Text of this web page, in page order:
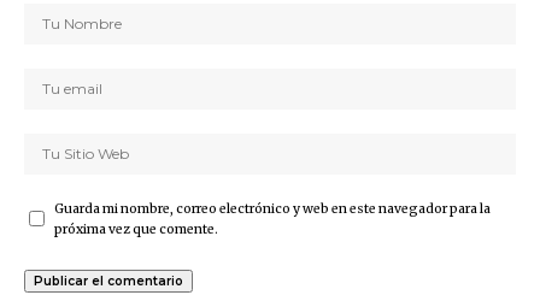
Guarda mi nombre, correo electrónico y web en este navegador para la
próxima vez que comente.